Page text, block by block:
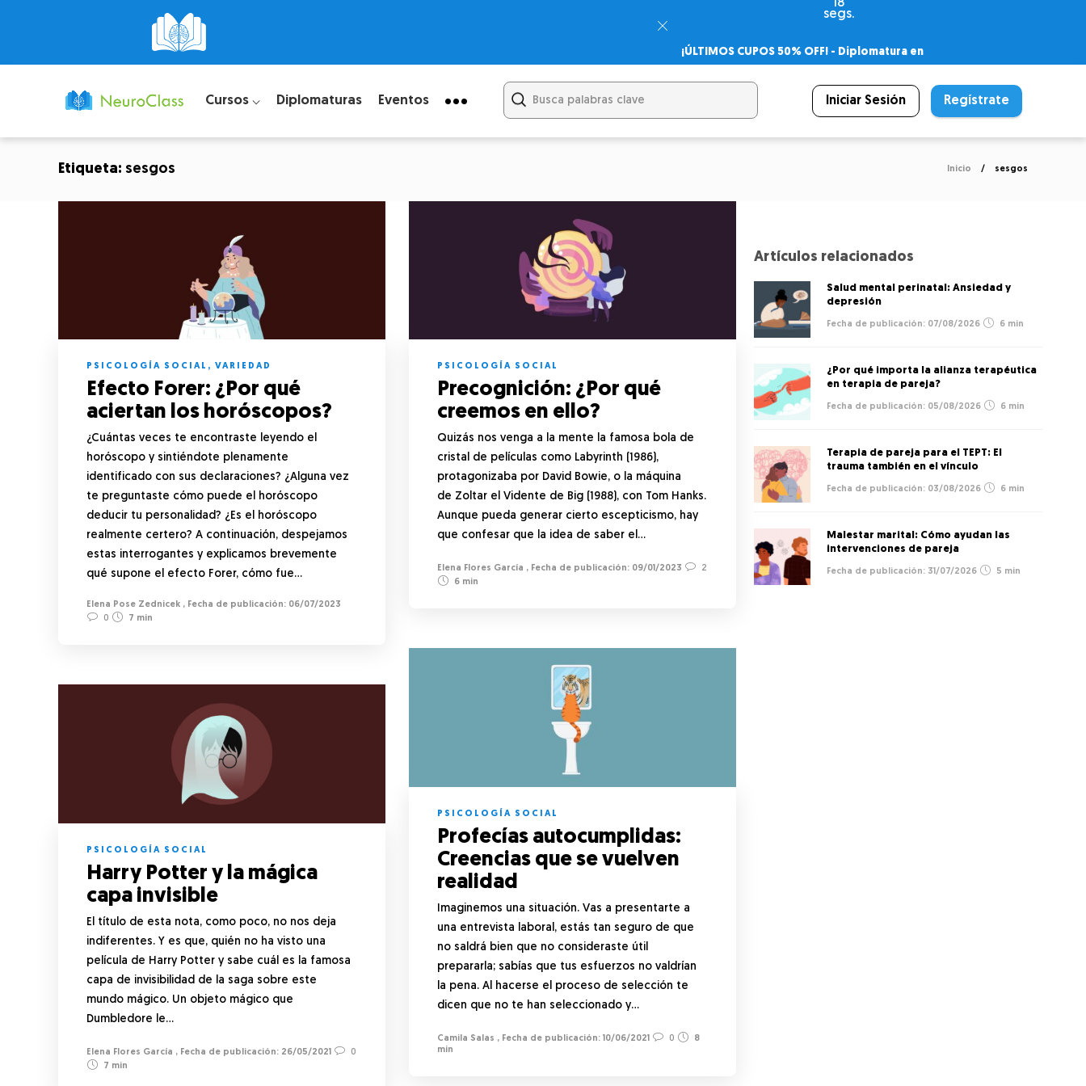
18
segs.
¡ÚLTIMOS CUPOS 50% OFF! - Diplomatura en
– Certificado Universitario
Cursos ⌵ Diplomaturas Eventos Iniciar Sesión Regístrate
Etiqueta: sesgos Inicio sesgos
PSICOLOGÍA SOCIAL , VARIEDAD
Efecto Forer: ¿Por qué
aciertan los horóscopos?
¿Cuántas veces te encontraste leyendo el
horóscopo y sintiéndote plenamente
identificado con sus declaraciones? ¿Alguna vez
te preguntaste cómo puede el horóscopo
deducir tu personalidad? ¿Es el horóscopo
realmente certero? A continuación, despejamos
estas interrogantes y explicamos brevemente
qué supone el efecto Forer, cómo fue…
Elena Pose Zednicek ,
06/07/2023
0
7 min
PSICOLOGÍA SOCIAL
Precognición: ¿Por qué
creemos en ello?
Quizás nos venga a la mente la famosa bola de
cristal de películas como Labyrinth (1986),
protagonizaba por David Bowie, o la máquina
de Zoltar el Vidente de Big (1988), con Tom Hanks.
Aunque pueda generar cierto escepticismo, hay
que confesar que la idea de saber el…
Elena Flores García , 09/01/2023
2
6 min
PSICOLOGÍA SOCIAL
Profecías autocumplidas:
Creencias que se vuelven
realidad
Imaginemos una situación. Vas a presentarte a
una entrevista laboral, estás tan seguro de que
no saldrá bien que no consideraste útil
prepararla; sabías que tus esfuerzos no valdrían
la pena. Al hacerse el proceso de selección te
dicen que no te han seleccionado y…
Camila Salas , 10/06/2021 0
8
min
PSICOLOGÍA SOCIAL
Harry Potter y la mágica
capa invisible
El título de esta nota, como poco, no nos deja
indiferentes. Y es que, quién no ha visto una
película de Harry Potter y sabe cuál es la famosa
capa de invisibilidad de la saga sobre este
mundo mágico. Un objeto mágico que
Dumbledore le…
Elena Flores García , 26/05/2021
0
7 min
Artículos relacionados
Salud mental perinatal: Ansiedad y
depresión
07/08/2026 6 min
¿Por qué importa la alianza terapéutica
en terapia de pareja?
05/08/2026 6 min
Terapia de pareja para el TEPT: El
trauma también en el vínculo
03/08/2026 6 min
Malestar marital: Cómo ayudan las
intervenciones de pareja
31/07/2026 5 min